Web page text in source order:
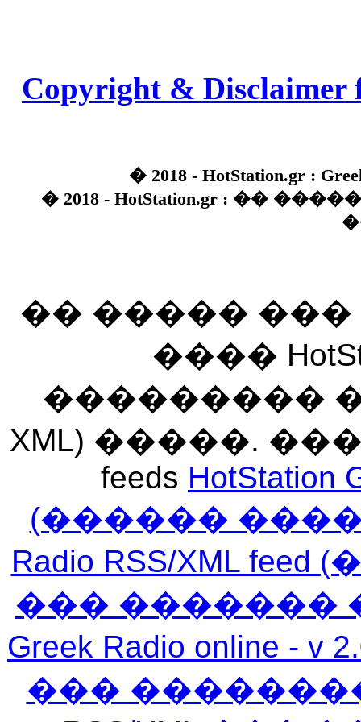
Copyright & Disclaimer
� 2018 - HotStation.gr :
� 2018 - HotStation.gr : ��
�� �����
����
��������� ���
XML) �����.
feeds HotStation
(������
Radio RSS/XML
��� �������
Greek Radio
���